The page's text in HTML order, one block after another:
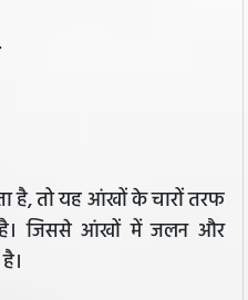
है, तो यह आंखों के चारों तरफ
है। जिससे आंखों में जलन और